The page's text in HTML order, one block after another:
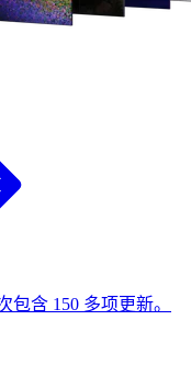
包含 150 多项更新。